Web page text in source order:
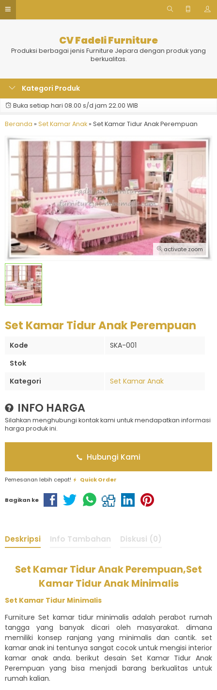
CV Fadeli Furniture
Produksi berbagai jenis Furniture Jepara dengan produk yang
berkualitas.
Kategori Produk
Buka setiap hari 08.00 s/d jam 22.00 WIB
Beranda » Set Kamar Anak » Set Kamar Tidur Anak Perempuan
activate zoom
Set Kamar Tidur Anak Perempuan
Kode
SKA-001
Stok
Kategori
Set Kamar Anak
INFO HARGA
Silahkan menghubungi kontak kami untuk mendapatkan informasi
harga produk ini.
Hubungi Kami
Pemesanan lebih cepat! Quick Order
Bagikan ke
Deskripsi Info Tambahan Diskusi (0)
Set Kamar Tidur Anak Perempuan,Set
Kamar Tidur Anak Minimalis
Set Kamar Tidur Minimalis
Furniture Set kamar tidur minimalis adalah perabot rumah
tangga yang banyak dicari oleh masyarakat. dimana
memiliki konsep ranjang yang minimalis dan cantik. set
kamar anak ini tentunya sangat cocok untuk mengisi interior
kamar anak anda. berikut desain Set Kamar Tidur Anak
Perempuan yang bisa menjadi barang berkualitas untuk
rumah kalian.